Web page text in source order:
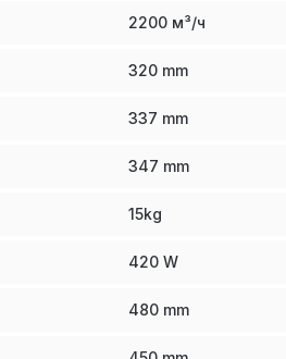
2200 м³/ч
320 mm
337 mm
347 mm
15kg
420 W
480 mm